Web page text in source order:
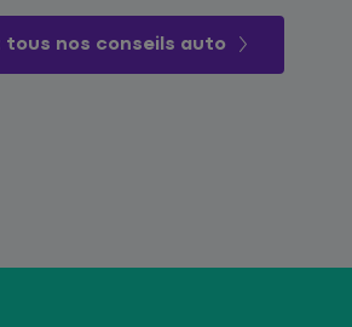
tous nos conseils auto